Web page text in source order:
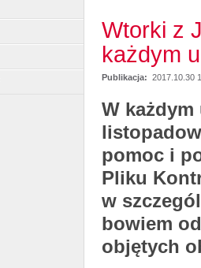
Wtorki z
każdym
Publikacja: 2017.10.30
W
pomoc i
Pliku
w
bowiem
objętych